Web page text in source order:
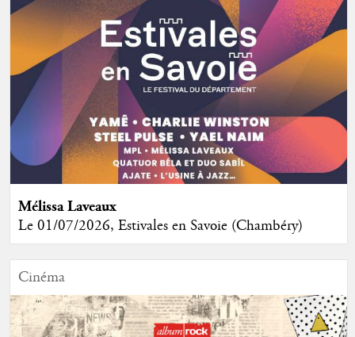
Mélissa Laveaux
Le 01/07/2026, Estivales en Savoie (Chambéry)
Cinéma